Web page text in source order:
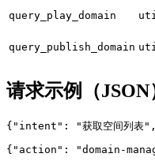
query_play_domain
query_publish_domain
请求示例（JSON
{ "intent" : "获取空间列表" ,
{ "action" : "domain-